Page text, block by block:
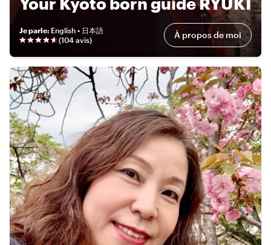
Je parle: English • 日本語
(104 avis) À propos de moi